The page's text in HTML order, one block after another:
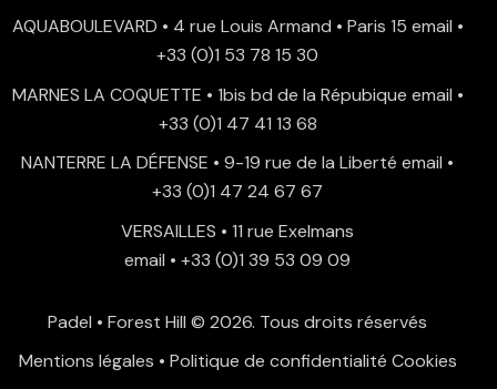
AQUABOULEVARD • 4 rue Louis Armand • Paris 15 email •
+33 (0)1 53 78 15 30
MARNES LA COQUETTE • 1bis bd de la Répubique email •
+33 (0)1 47 41 13 68
NANTERRE LA DÉFENSE • 9-19 rue de la Liberté email •
+33 (0)1 47 24 67 67
VERSAILLES • 11 rue Exelmans
email • +33 (0)1 39 53 09 09
Padel • Forest Hill © 2026. Tous droits réservés
Mentions légales • Politique de confidentialité Cookies